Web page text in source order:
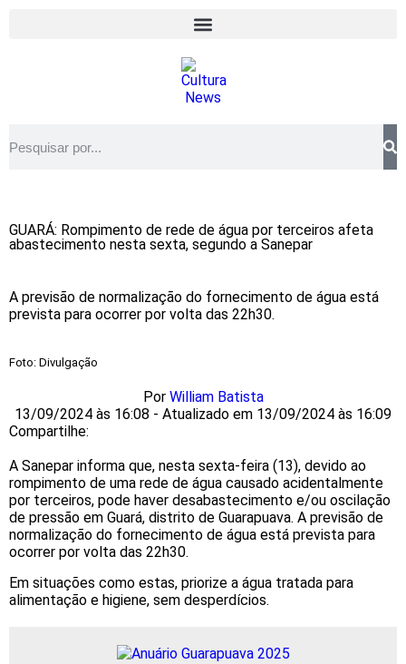
GUARÁ: Rompimento de rede de água por terceiros afeta
abastecimento nesta sexta, segundo a Sanepar
A previsão de normalização do fornecimento de água está
prevista para ocorrer por volta das 22h30.
Foto: Divulgação
Por William Batista
13/09/2024 às 16:08 - Atualizado em 13/09/2024 às 16:09
Compartilhe:
A Sanepar informa que, nesta sexta-feira (13), devido ao
rompimento de uma rede de água causado acidentalmente
por terceiros, pode haver desabastecimento e/ou oscilação
de pressão em Guará, distrito de Guarapuava. A previsão de
normalização do fornecimento de água está prevista para
ocorrer por volta das 22h30.
Em situações como estas, priorize a água tratada para
alimentação e higiene, sem desperdícios.